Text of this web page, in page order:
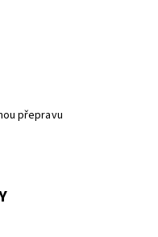
přepravu